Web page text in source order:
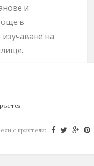
и
още в
на
с приятели: